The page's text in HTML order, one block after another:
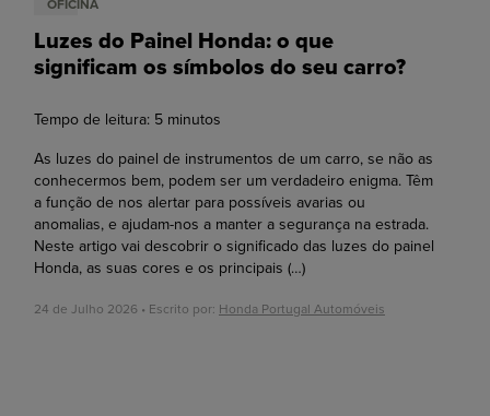
OFICINA
Luzes do Painel Honda: o que
significam os símbolos do seu carro?
Tempo de leitura: 5 minutos
As luzes do painel de instrumentos de um carro, se não as
conhecermos bem, podem ser um verdadeiro enigma. Têm
a função de nos alertar para possíveis avarias ou
anomalias, e ajudam-nos a manter a segurança na estrada.
Neste artigo vai descobrir o significado das luzes do painel
Honda, as suas cores e os principais (…)
24 de Julho 2026 • Escrito por: Honda Portugal Automóveis